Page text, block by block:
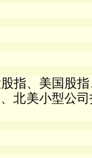
指、美国股
北美小型公